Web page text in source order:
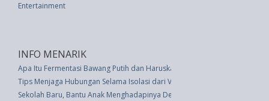
Entertainment
INFO MENARIK
Apa Itu Fermentasi Bawang Putih dan Haruskan Anda Mengonsumsinya?
Tips Menjaga Hubungan Selama Isolasi dari Virus Corona
Sekolah Baru, Bantu Anak Menghadapinya Dengan Tips Ini